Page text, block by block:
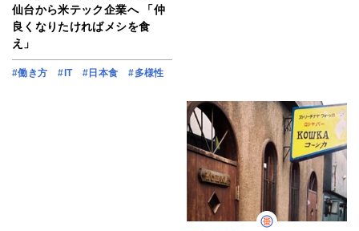
仙台から米テック企業へ 「仲
良くなりたければメシを食
え」
#働き方 #IT #日本食 #多様性